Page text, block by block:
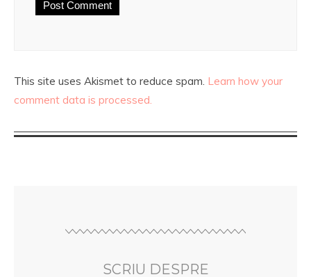
This site uses Akismet to reduce spam. Learn how your
comment data is processed.
SCRIU DESPRE